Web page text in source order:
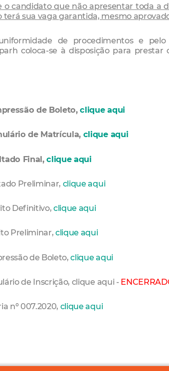
o candidato que não apresentar toda a
sua vaga garantida, mesmo
de procedimentos e
coloca-se à disposição para prestar
de Boleto,clique aqui
de Matrícula, clique aqui
Final,clique aqui
Preliminar, clique aqui
Definitivo,clique aqui
Preliminar,clique aqui
de Boleto,clique aqui
de Inscrição, clique aqui -
nº 007.2020, clique aqui